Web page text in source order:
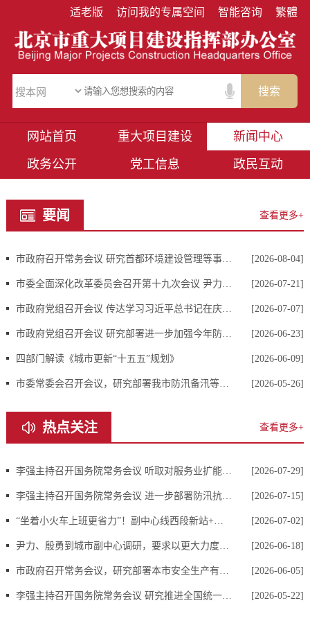
适老版 访问我的专属空间 智能咨询 繁體
搜索
网站首页 重大项目建设
新闻中心
政务公开
党工信息 政民互动
要闻 查看更多+
市政府召开常务会议 研究首都环境建设管理等事项 市长殷勇主持会议 [2026-08-04]
市委全面深化改革委员会召开第十九次会议 尹力主持 殷勇李秀领出席 [2026-07-21]
市政府党组召开会议 传达学习习近平总书记在庆祝中国共产党成立105周年大会上的重要讲话精神 殷勇主持 [2026-07-07]
市政府党组召开会议 研究部署进一步加强今年防汛工作 殷勇主持 [2026-06-23]
四部门解读《城市更新“十五五”规划》 [2026-06-09]
市委常委会召开会议，研究部署我市防汛备汛等工作 [2026-05-26]
热点关注 查看更多+
李强主持召开国务院常务会议 听取对服务业扩能提质和“六张网”规划建设督查情况汇报等 [2026-07-29]
李强主持召开国务院常务会议 进一步部署防汛抗洪救灾工作等 [2026-07-15]
“坐着小火车上班更省力”！副中心线西段新站+新车投运 [2026-07-02]
尹力、殷勇到城市副中心调研，要求以更大力度更实举措推进城市更新，着力打造中国式现代化进程中的城市发展样板 [2026-06-18]
市政府召开常务会议，研究部署本市安全生产有关工作等事项，市长殷勇主持会议 [2026-06-05]
李强主持召开国务院常务会议 研究推进全国统一大市场建设有关工作 审议通过《现代化应急体系建设“十五五”规划》 讨论《中华人民共和国中国人民银行法（修订草案）》 [2026-05-22]